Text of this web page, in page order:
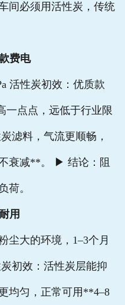
间必须用活性炭，传统
费电
活性炭初效：优质款
一点点，远低于行业限
滤料，气流更顺畅，
衰减**。 ▶ 结论：阻
荷。
用
尘大的环境，1–3个月
初效：活性炭层能抑
均匀，正常可用**4–8